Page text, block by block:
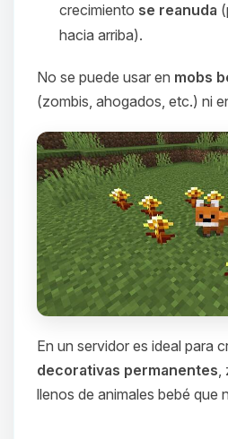
crecimiento se reanuda
hacia arriba).
No se puede usar en mobs
(zombis, ahogados, etc.) ni
En un servidor es ideal para
decorativas permanentes
llenos de animales bebé que